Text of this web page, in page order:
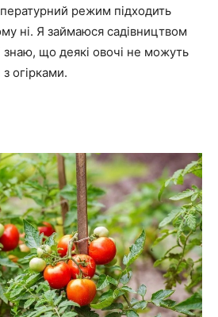
режим підходить
ні. Я займаюся садівництвом
знаю, що деякі овочі не можуть
огірками.